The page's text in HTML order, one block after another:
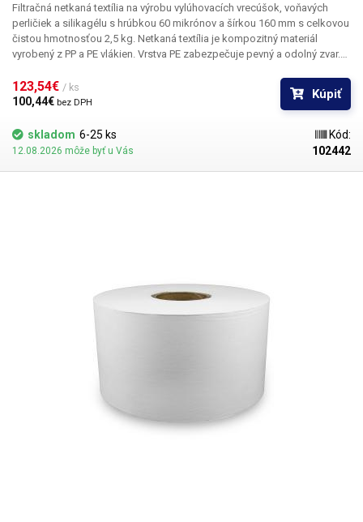
Filtračná netkaná textília na výrobu vylúhovacích vrecúšok, voňavých
perličiek a silikagélu s hrúbkou 60 mikrónov a šírkou 160 mm s celkovou
čistou hmotnosťou 2,5 kg. Netkaná textília je kompozitný materiál
vyrobený z PP a PE vlákien. Vrstva PE zabezpečuje pevný a odolný zvar.
balenie vytvárajú samy - je určená pre baliace stroje s dávkovačom
sypkej zmesi do 99 g alebo na
pomocou páky, svorky
vode a teplotám od -40 °C do 120 °C
vylúhovacích
vrecúšok s čajom, kávových filtrov, vrecúšok s bylinkami alebo korením,
123,54€ / ks
100,44€ bez DPH
Kúpiť
skladom 6-25 ks
12.08.2026 môže byť u Vás
Kód:
102442